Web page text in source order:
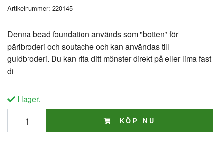
Artikelnummer: 220145
Denna bead foundation används som "botten" för
pärlbroderi och soutache och kan användas till
guldbroderi. Du kan rita ditt mönster direkt på eller lima fast
di
I lager.
KÖP NU